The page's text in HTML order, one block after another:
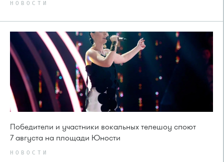
НОВОСТИ
Победители и участники вокальных телешоу споют
7 августа на площади Юности
НОВОСТИ